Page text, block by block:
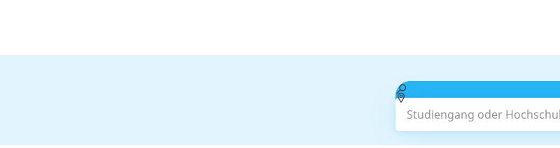
Studiengang oder Hochschule